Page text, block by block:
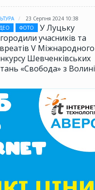
23 Серпня 2024 10:38
ФОТО
У Луцьку
учасників та
V Міжнародного
Шевченківських
«Свобода» з Волині